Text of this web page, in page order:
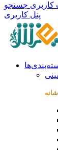
جستجو
پنل کاربری